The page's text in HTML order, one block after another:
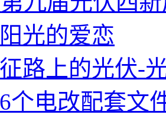
光的爱恋
路上的光伏-
个电改配套文